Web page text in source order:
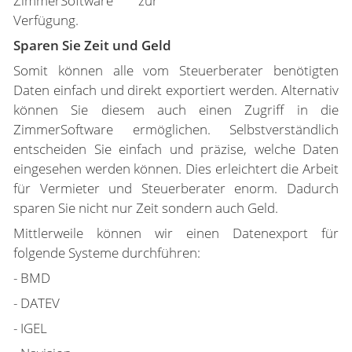
Verfügung.
Sparen Sie Zeit und Geld
Somit können alle vom Steuerberater benötigten
Daten einfach und direkt exportiert werden. Alternativ
können Sie diesem auch einen Zugriff in die
ZimmerSoftware ermöglichen. Selbstverständlich
entscheiden Sie einfach und präzise, welche Daten
eingesehen werden können. Dies erleichtert die Arbeit
für Vermieter und Steuerberater enorm. Dadurch
sparen Sie nicht nur Zeit sondern auch Geld.
Mittlerweile können wir einen Datenexport für
folgende Systeme durchführen:
- BMD
- DATEV
- IGEL